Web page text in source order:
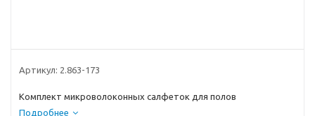
Артикул: 2.863-173
Комплект микроволоконных салфеток для полов
Подробнее